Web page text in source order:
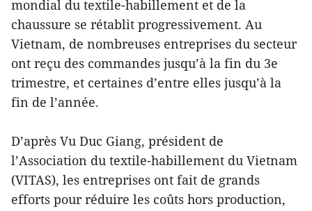
mondial du textile-habillement et de la
chaussure se rétablit progressivement. Au
Vietnam, de nombreuses entreprises du secteur
ont reçu des commandes jusqu’à la fin du 3e
trimestre, et certaines d’entre elles jusqu’à la
fin de l’année.
D’après Vu Duc Giang, président de
l’Association du textile-habillement du Vietnam
(VITAS), les entreprises ont fait de grands
efforts pour réduire les coûts hors production,